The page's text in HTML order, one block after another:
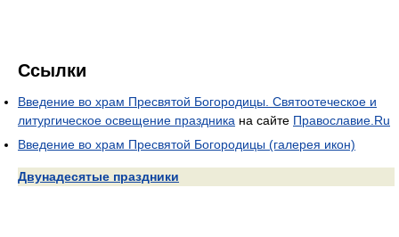
Ссылки
Введение во храм Пресвятой Богородицы. Святоотеческое и
литургическое освещение праздника на сайте Православие.Ru
Введение во храм Пресвятой Богородицы (галерея икон)
Двунадесятые праздники